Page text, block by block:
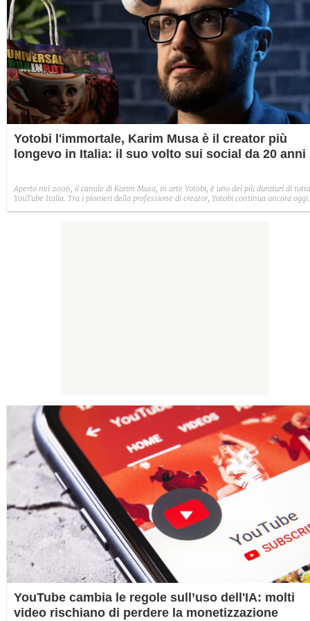
Yotobi l'immortale, Karim Musa è il creator più
longevo in Italia: il suo volto sui social da 20 anni
Aperto nel 2006, il canale di Karim Musa, in arte Yotobi, è uno dei più duraturi di tutta
YouTube Italia. Tra i pionieri della professione di creator, Yotobi continua ancora oggi
YouTube cambia le regole sull’uso dell'IA: molti
video rischiano di perdere la monetizzazione